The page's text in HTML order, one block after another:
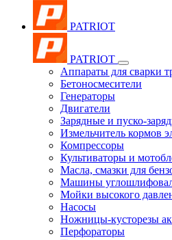
PATRIOT
PATRIOT
Аппараты для сварки
Бетоносмесители
Генераторы
Двигатели
Зарядные и пуско-
Измельчитель кормов
Компрессоры
Культиваторы и
Масла, смазки для
Машины
Мойки высокого
Насосы
Ножницы-кусторезы
Перфораторы